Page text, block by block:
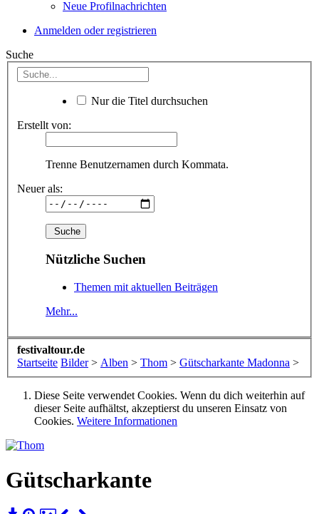
Neue Profilnachrichten
Anmelden oder registrieren
Suche
Nur die Titel durchsuchen
Erstellt von:
Trenne Benutzernamen durch Kommata.
Neuer als:
Nützliche Suchen
Themen mit aktuellen Beiträgen
Mehr...
festivaltour.de
Startseite Bilder > Alben > Thom > Gütscharkante Madonna >
Diese Seite verwendet Cookies. Wenn du dich weiterhin auf
dieser Seite aufhältst, akzeptierst du unseren Einsatz von
Cookies. Weitere Informationen
Gütscharkante